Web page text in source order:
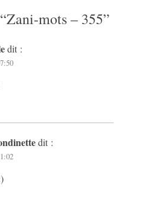
Zani-mots – 355”
dit :
dit :